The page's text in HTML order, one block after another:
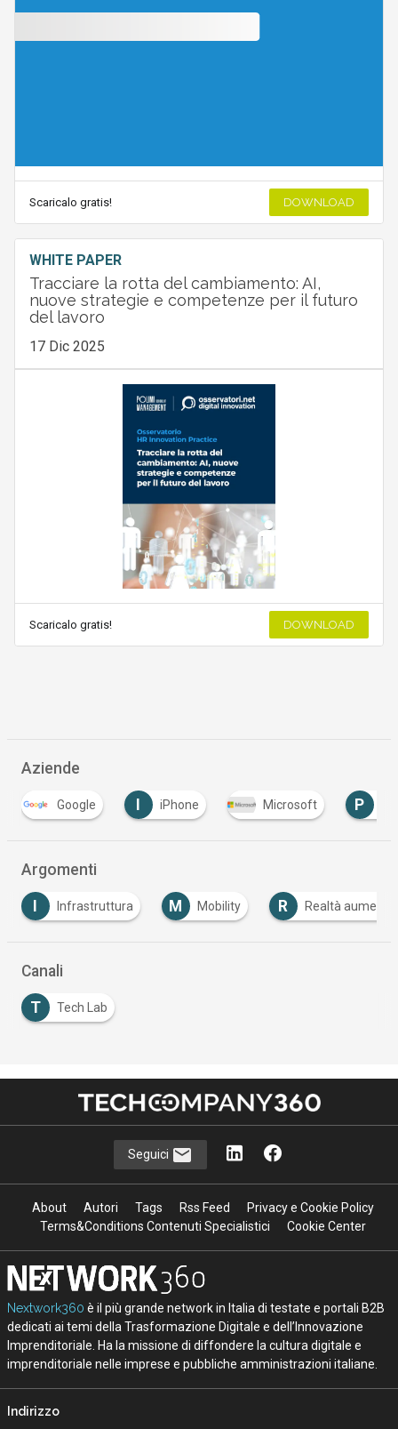
Scaricalo gratis! DOWNLOAD
WHITE PAPER
Tracciare la rotta del cambiamento: AI,
nuove strategie e competenze per il futuro
del lavoro
17 Dic 2025
Scaricalo gratis! DOWNLOAD
Aziende
Google iPhone Microsoft P
Argomenti
Infrastruttura M Mobility R Realtà
Canali
T Tech Lab
Seguici
About Autori Tags Rss Feed
Privacy e Cookie Policy
Terms&Conditions Contenuti Specialistici
Cookie Center
Nextwork360 è il più grande network in Italia di testate e portali B2B
dedicati ai temi della Trasformazione Digitale e dell’Innovazione
Imprenditoriale. Ha la missione di diffondere la cultura digitale e
imprenditoriale nelle imprese e pubbliche amministrazioni italiane.
Indirizzo